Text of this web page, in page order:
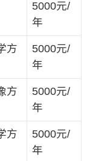
5000元/
年
方
5000元/
年
方
5000元/
年
方
5000元/
年